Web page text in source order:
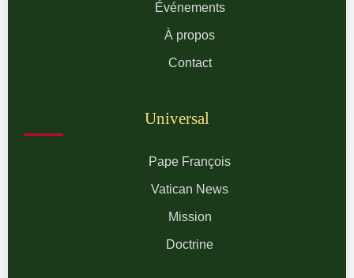
Événements
À propos
Contact
Universal
Pape François
Vatican News
Mission
Doctrine